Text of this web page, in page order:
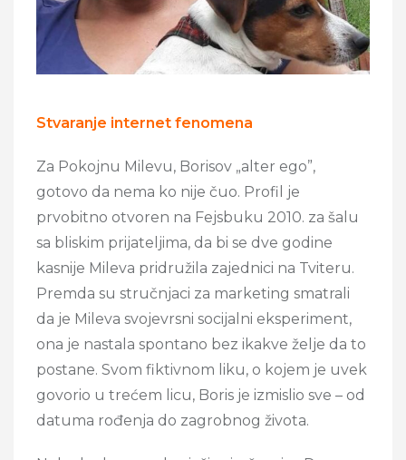
Stvaranje internet fenomena
Za Pokojnu Milevu, Borisov „alter ego”,
gotovo da nema ko nije čuo. Profil je
prvobitno otvoren na Fejsbuku 2010. za šalu
sa bliskim prijateljima, da bi se dve godine
kasnije Mileva pridružila zajednici na Tviteru.
Premda su stručnjaci za marketing smatrali
da je Mileva svojevrsni socijalni eksperiment,
ona je nastala spontano bez ikakve želje da to
postane. Svom fiktivnom liku, o kojem je uvek
govorio u trećem licu, Boris je izmislio sve – od
datuma rođenja do zagrobnog života.